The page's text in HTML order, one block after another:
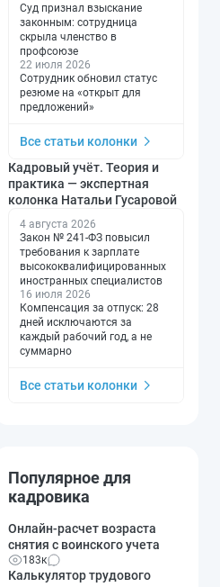
Суд признал взыскание
законным: сотрудница
скрыла членство в
профсоюзе
22 июля 2026
Сотрудник обновил статус
резюме на «открыт для
предложений»
Все статьи колонки
Кадровый учёт. Теория и
практика — экспертная
колонка Натальи Гусаровой
4 августа 2026
Закон № 241-ФЗ повысил
требования к зарплате
высококвалифицированных
иностранных специалистов
16 июля 2026
Компенсация за отпуск: 28
дней исключаются за
каждый рабочий год, а не
суммарно
Все статьи колонки
Популярное для
кадровика
Онлайн-расчет возраста
снятия с воинского учета
183к
Калькулятор трудового